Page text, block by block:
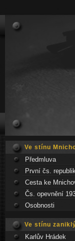
Ve stínu
Předmluva
První čs.
Cesta ke
Čs. opevnění
Osobnosti
Ve stínu
Karlův Hrádek